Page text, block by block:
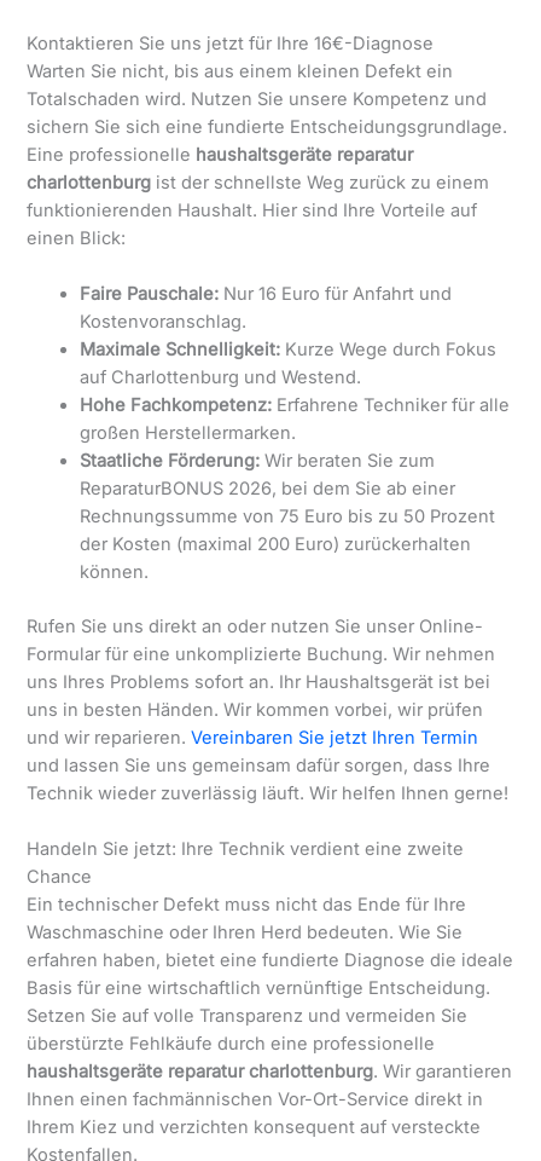
Kontaktieren Sie uns jetzt für Ihre 16€-Diagnose
Warten Sie nicht, bis aus einem kleinen Defekt ein
Totalschaden wird. Nutzen Sie unsere Kompetenz und
sichern Sie sich eine fundierte Entscheidungsgrundlage.
Eine professionelle haushaltsgeräte reparatur
charlottenburg ist der schnellste Weg zurück zu einem
funktionierenden Haushalt. Hier sind Ihre Vorteile auf
einen Blick:
Faire Pauschale: Nur 16 Euro für Anfahrt und
Kostenvoranschlag.
Maximale Schnelligkeit: Kurze Wege durch Fokus
auf Charlottenburg und Westend.
Hohe Fachkompetenz: Erfahrene Techniker für alle
großen Herstellermarken.
Staatliche Förderung: Wir beraten Sie zum
ReparaturBONUS 2026, bei dem Sie ab einer
Rechnungssumme von 75 Euro bis zu 50 Prozent
der Kosten (maximal 200 Euro) zurückerhalten
können.
Rufen Sie uns direkt an oder nutzen Sie unser Online-
Formular für eine unkomplizierte Buchung. Wir nehmen
uns Ihres Problems sofort an. Ihr Haushaltsgerät ist bei
uns in besten Händen. Wir kommen vorbei, wir prüfen
und wir reparieren.Vereinbaren Sie jetzt Ihren Termin
und lassen Sie uns gemeinsam dafür sorgen, dass Ihre
Technik wieder zuverlässig läuft. Wir helfen Ihnen gerne!
Handeln Sie jetzt: Ihre Technik verdient eine zweite
Chance
Ein technischer Defekt muss nicht das Ende für Ihre
Waschmaschine oder Ihren Herd bedeuten. Wie Sie
erfahren haben, bietet eine fundierte Diagnose die ideale
Basis für eine wirtschaftlich vernünftige Entscheidung.
Setzen Sie auf volle Transparenz und vermeiden Sie
überstürzte Fehlkäufe durch eine professionelle
haushaltsgeräte reparatur charlottenburg. Wir garantieren
Ihnen einen fachmännischen Vor-Ort-Service direkt in
Ihrem Kiez und verzichten konsequent auf versteckte
Kostenfallen.